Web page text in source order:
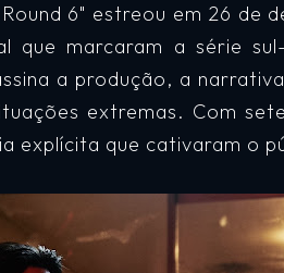
6" estreou em 26 de
que marcaram a série
a produção, a
extremas. Com
explícita que cativaram o